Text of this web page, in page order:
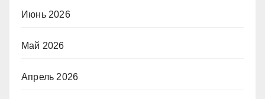
Июнь 2026
Май 2026
Апрель 2026